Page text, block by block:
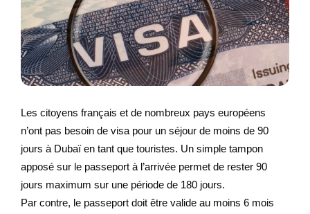
Les citoyens français et de nombreux pays européens
n’ont pas besoin de visa pour un séjour de moins de 90
jours à Dubaï en tant que touristes. Un simple tampon
apposé sur le passeport à l’arrivée permet de rester 90
jours maximum sur une période de 180 jours.
Par contre, le passeport doit être valide au moins 6 mois